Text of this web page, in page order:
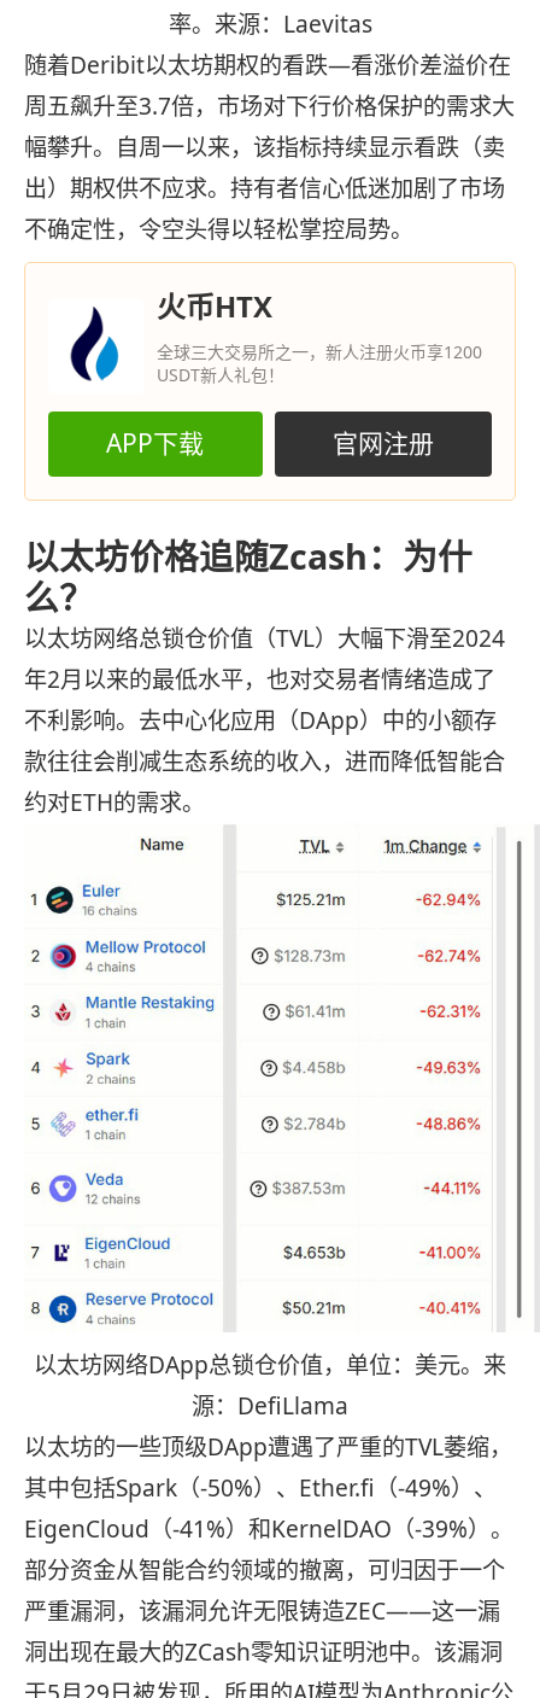
率。来源：Laevitas
随着Deribit以太坊期权的看跌—看涨价差溢价在
周五飙升至3.7倍，市场对下行价格保护的需求大
幅攀升。自周一以来，该指标持续显示看跌（卖
出）期权供不应求。持有者信心低迷加剧了市场
不确定性，令空头得以轻松掌控局势。
火币HTX
全球三大交易所之一，新人注册火币享1200
USDT新人礼包！
APP下载 官网注册
以太坊价格追随Zcash：为什
么？
以太坊网络总锁仓价值（TVL）大幅下滑至2024
年2月以来的最低水平，也对交易者情绪造成了
不利影响。去中心化应用（DApp）中的小额存
款往往会削减生态系统的收入，进而降低智能合
约对ETH的需求。
以太坊网络DApp总锁仓价值，单位：美元。来
源：DefiLlama
以太坊的一些顶级DApp遭遇了严重的TVL萎缩，
其中包括Spark（-50%）、Ether.fi（-49%）、
EigenCloud（-41%）和KernelDAO（-39%）。
部分资金从智能合约领域的撤离，可归因于一个
严重漏洞，该漏洞允许无限铸造ZEC——这一漏
洞出现在最大的ZCash零知识证明池中。该漏洞